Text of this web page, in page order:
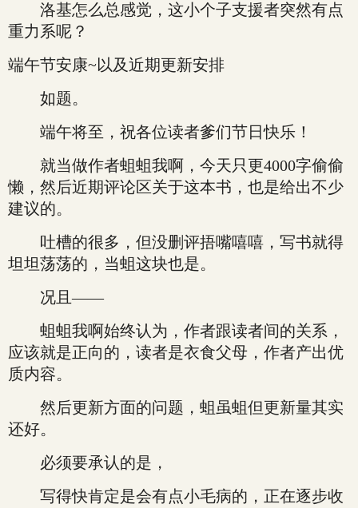
洛基怎么总感觉，这小个子支援者突然有点
重力系呢？
端午节安康~以及近期更新安排
如题。
端午将至，祝各位读者爹们节日快乐！
就当做作者蛆蛆我啊，今天只更4000字偷偷
懒，然后近期评论区关于这本书，也是给出不少
建议的。
吐槽的很多，但没删评捂嘴嘻嘻，写书就得
坦坦荡荡的，当蛆这块也是。
况且——
蛆蛆我啊始终认为，作者跟读者间的关系，
应该就是正向的，读者是衣食父母，作者产出优
质内容。
然后更新方面的问题，蛆虽蛆但更新量其实
还好。
必须要承认的是，
写得快肯定是会有点小毛病的，正在逐步收